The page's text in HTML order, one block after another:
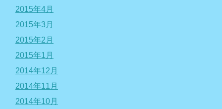
2015年4月
2015年3月
2015年2月
2015年1月
2014年12月
2014年11月
2014年10月